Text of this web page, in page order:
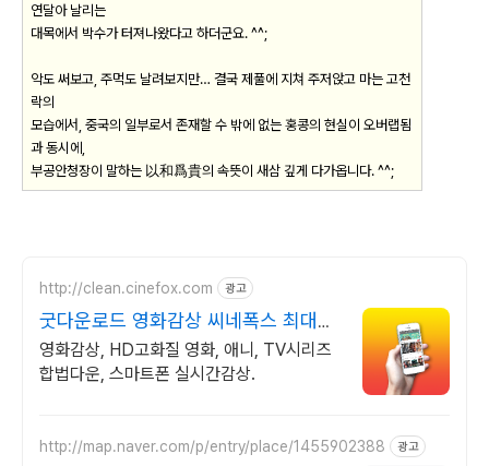
연달아 날리는
대목에서 박수가 터져나왔다고 하더군요. ^^;
악도 써보고, 주먹도 날려보지만… 결국 제풀에 지쳐 주저앉고 마는 고천
락의
모습에서, 중국의 일부로서 존재할 수 밖에 없는 홍콩의 현실이 오버랩됨
과 동시에,
부공안청장이 말하는 以和爲貴의 속뜻이 새삼 깊게 다가옵니다. ^^;
http://clean.cinefox.com 광고
굿다운로드 영화감상 씨네폭스 최대3
만원+10%추가적립
영화감상, HD고화질 영화, 애니, TV시리즈
합법다운, 스마트폰 실시간감상.
http://map.naver.com/p/entry/place/1455902388 광고